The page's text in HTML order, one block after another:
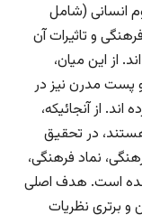
انسانی (شامل
و تاثیرات آن
از این میان،
پست مدرن نیز در
از آنجائیکه،
در تحقیق
نماد فرهنگی،
شده است. هدف اصلی
برتری نظریات